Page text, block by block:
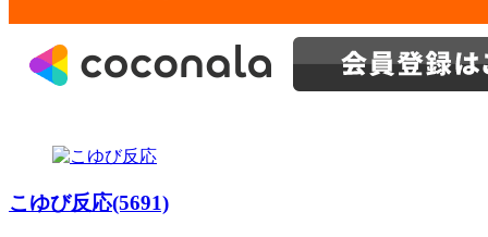
こゆび反応(5691)